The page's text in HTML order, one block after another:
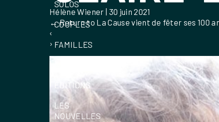
SOLOS
COUPLES
FAMILLES
ÉDITIONS
LES
NOUVELLES
Hélène Wiener 30 juin 2021
←Return to La Cause vient de fêter ses 100
‹
›